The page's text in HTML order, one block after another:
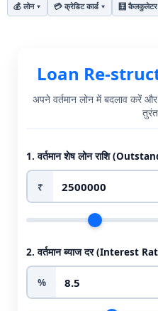
💰 लोन 💳 क्रेडिट कार्ड 🧮 कैलकुलेटर
Restructure
Calculator
स्ट्रक्चर
कैलकुलेटर)
Loan Re-
अपने वर्तमान लोन में बदलाव करें और
1. वर्तमान शेष लोन राशि
₹
2. वर्तमान ब्याज दर (Interest
%